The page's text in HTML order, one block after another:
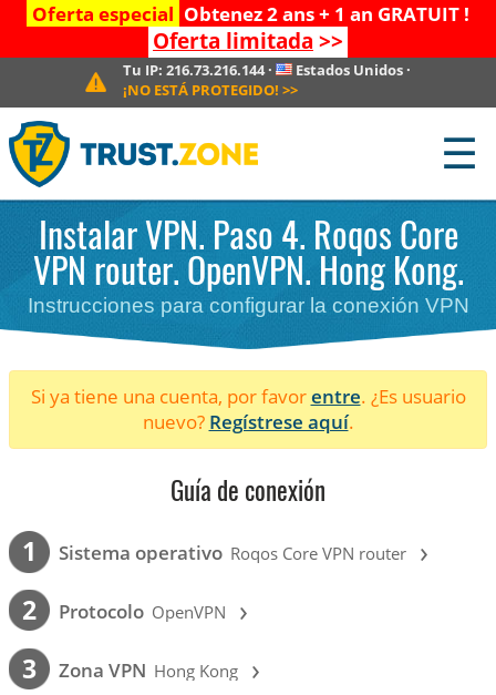
Oferta especial Obtenez 2 ans + 1 an GRATUIT !
Oferta limitada >>
Tu IP: 216.73.216.144· Estados Unidos ·
¡NO ESTÁ PROTEGIDO! >>
☰
Instalar VPN. Paso 4. Roqos Core
VPN router. OpenVPN. Hong Kong.
Instrucciones para configurar la conexión VPN
Si ya tiene una cuenta, por favorentre. ¿Es usuario
nuevo? Regístrese aquí.
Guía de conexión
1 Sistema operativo Roqos Core VPN router ›
2 Protocolo OpenVPN ›
3 Zona VPN Hong Kong ›